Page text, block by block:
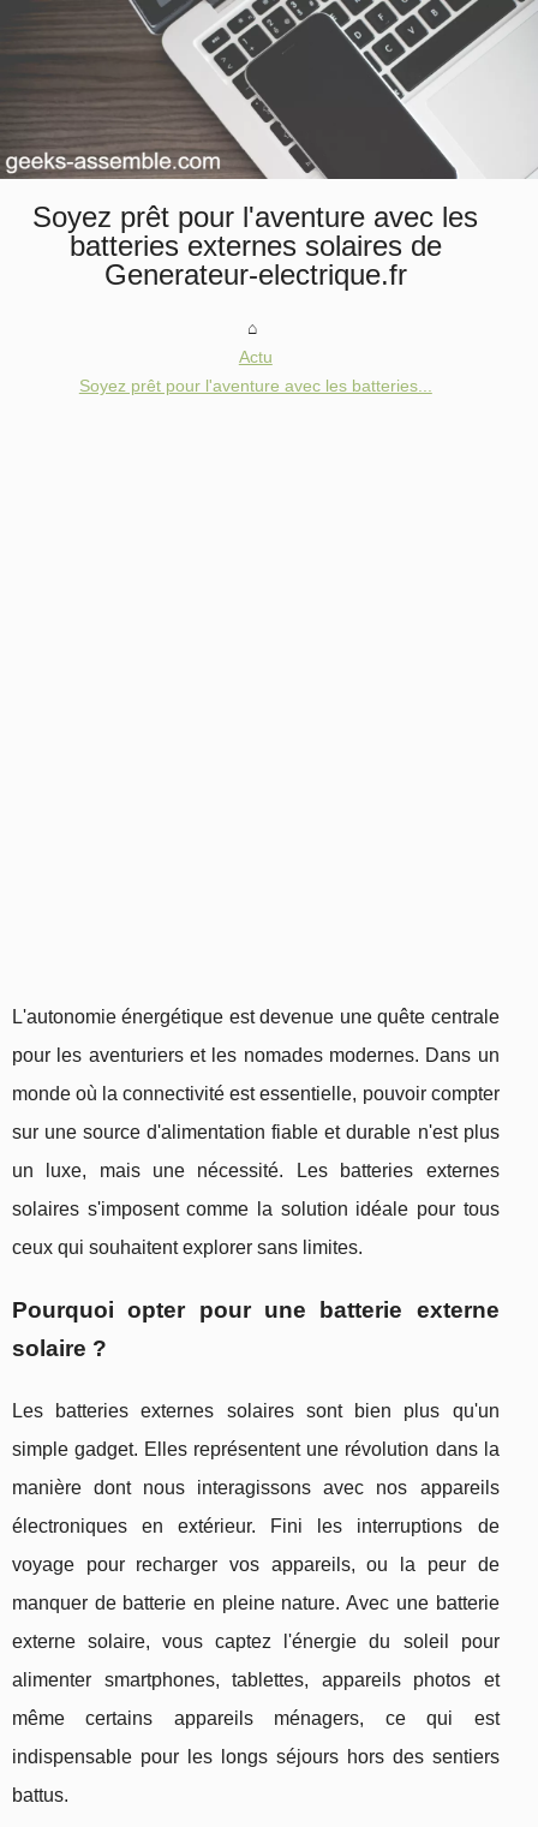
Soyez prêt pour l'aventure avec les
batteries externes solaires de
Generateur-electrique.fr
Actu
Soyez prêt pour l'aventure avec les batteries...
L'autonomie énergétique est devenue une quête centrale
pour les aventuriers et les nomades modernes. Dans un
monde où la connectivité est essentielle, pouvoir compter
sur une source d'alimentation fiable et durable n'est plus
un luxe, mais une nécessité. Les batteries externes
solaires s'imposent comme la solution idéale pour tous
ceux qui souhaitent explorer sans limites.
Pourquoi opter pour une batterie externe
solaire ?
Les batteries externes solaires sont bien plus qu'un
simple gadget. Elles représentent une révolution dans la
manière dont nous interagissons avec nos appareils
électroniques en extérieur. Fini les interruptions de
voyage pour recharger vos appareils, ou la peur de
manquer de batterie en pleine nature. Avec une batterie
externe solaire, vous captez l'énergie du soleil pour
alimenter smartphones, tablettes, appareils photos et
même certains appareils ménagers, ce qui est
indispensable pour les longs séjours hors des sentiers
battus.